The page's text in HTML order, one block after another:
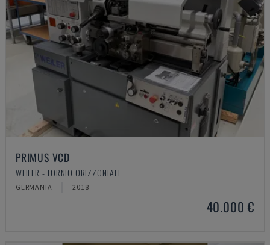
PRIMUS VCD
WEILER - TORNIO ORIZZONTALE
GERMANIA 2018
40.000 €